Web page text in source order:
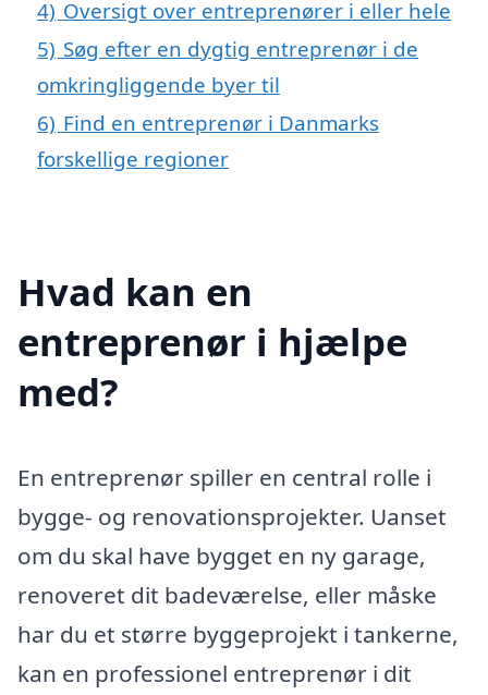
4) Oversigt over entreprenører i eller hele
5) Søg efter en dygtig entreprenør i de
omkringliggende byer til
6) Find en entreprenør i Danmarks
forskellige regioner
Hvad kan en
entreprenør i hjælpe
med?
En entreprenør spiller en central rolle i
bygge- og renovationsprojekter. Uanset
om du skal have bygget en ny garage,
renoveret dit badeværelse, eller måske
har du et større byggeprojekt i tankerne,
kan en professionel entreprenør i dit